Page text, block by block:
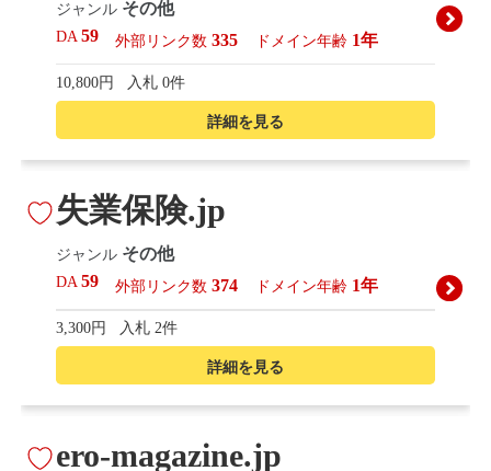
詳細を見る
ジャンル その他
DA59 外部リンク数 335 ドメイン年齢 1年
10,800円 入札 0件
詳細を見る
失業保険.jp
ジャンル その他
DA59 外部リンク数 374 ドメイン年齢 1年
3,300円 入札 2件
ero-magazine.jp